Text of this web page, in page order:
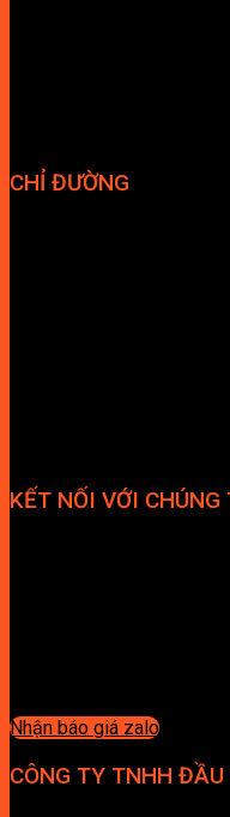
CHỈ ĐƯỜNG
KẾT NỐI VỚI CHÚNG
Nhận báo giá zalo
CÔNG TY TNHH